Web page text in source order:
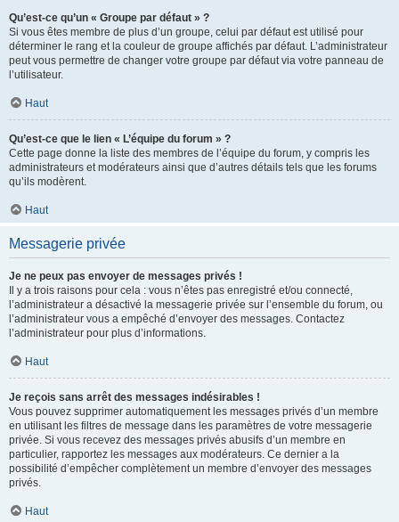
Qu’est-ce qu’un « Groupe par défaut » ?
Si vous êtes membre de plus d’un groupe, celui par défaut est utilisé pour
déterminer le rang et la couleur de groupe affichés par défaut. L’administrateur
peut vous permettre de changer votre groupe par défaut via votre panneau de
l’utilisateur.
Haut
Qu’est-ce que le lien « L’équipe du forum » ?
Cette page donne la liste des membres de l’équipe du forum, y compris les
administrateurs et modérateurs ainsi que d’autres détails tels que les forums
qu’ils modèrent.
Haut
Messagerie privée
Je ne peux pas envoyer de messages privés !
Il y a trois raisons pour cela : vous n’êtes pas enregistré et/ou connecté,
l’administrateur a désactivé la messagerie privée sur l’ensemble du forum, ou
l’administrateur vous a empêché d’envoyer des messages. Contactez
l’administrateur pour plus d’informations.
Haut
Je reçois sans arrêt des messages indésirables !
Vous pouvez supprimer automatiquement les messages privés d’un membre
en utilisant les filtres de message dans les paramètres de votre messagerie
privée. Si vous recevez des messages privés abusifs d’un membre en
particulier, rapportez les messages aux modérateurs. Ce dernier a la
possibilité d’empêcher complètement un membre d’envoyer des messages
privés.
Haut